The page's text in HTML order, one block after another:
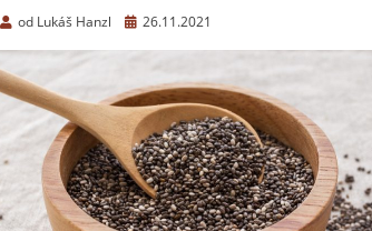
od Lukáš Hanzl
Zveřejněno
26.11.2021